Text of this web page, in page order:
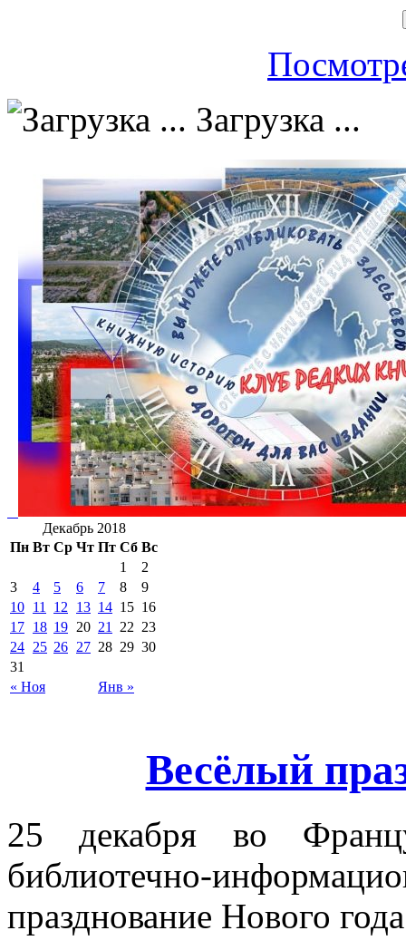
Загрузка ...
Декабрь 2018
Пн Вт Ср Чт Пт Сб Вс
« Ноя Янв »
1
2
3
4 5 6 7 8
9
10 11 12 13 14 15 16
17 18 19 20 21 22 23
24 25 26 27 28 29 30
31
Весёлый
25 декабря во
библиотечно-
празднование Нового